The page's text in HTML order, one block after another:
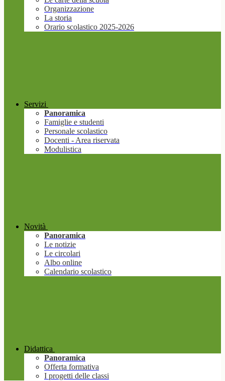
Organizzazione
La storia
Orario scolastico 2025-2026
Servizi
Panoramica
Famiglie e studenti
Personale scolastico
Docenti - Area riservata
Modulistica
Novità
Panoramica
Le notizie
Le circolari
Albo online
Calendario scolastico
Didattica
Panoramica
Offerta formativa
I progetti delle classi